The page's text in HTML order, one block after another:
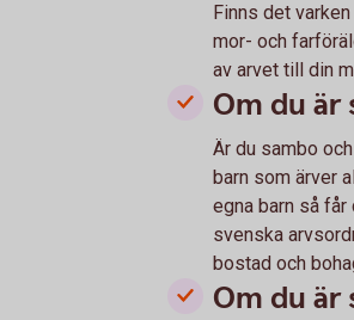
Finns det
mor- och
av arvet till din
Om du är
Är du sambo
barn som ärver
egna barn så
svenska
bostad och
Om du är